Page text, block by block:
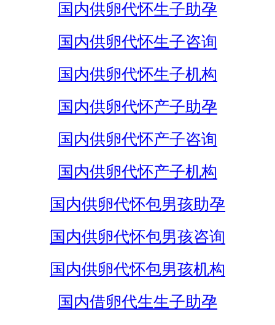
国内供卵代怀生子助孕
国内供卵代怀生子咨询
国内供卵代怀生子机构
国内供卵代怀产子助孕
国内供卵代怀产子咨询
国内供卵代怀产子机构
国内供卵代怀包男孩助孕
国内供卵代怀包男孩咨询
国内供卵代怀包男孩机构
国内借卵代生生子助孕